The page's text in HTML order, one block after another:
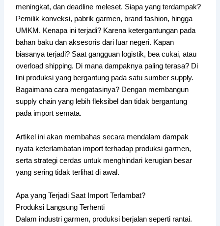
meningkat, dan deadline meleset. Siapa yang terdampak?
Pemilik konveksi, pabrik garmen, brand fashion, hingga
UMKM. Kenapa ini terjadi? Karena ketergantungan pada
bahan baku dan aksesoris dari luar negeri. Kapan
biasanya terjadi? Saat gangguan logistik, bea cukai, atau
overload shipping. Di mana dampaknya paling terasa? Di
lini produksi yang bergantung pada satu sumber supply.
Bagaimana cara mengatasinya? Dengan membangun
supply chain yang lebih fleksibel dan tidak bergantung
pada import semata.
Artikel ini akan membahas secara mendalam dampak
nyata keterlambatan import terhadap produksi garmen,
serta strategi cerdas untuk menghindari kerugian besar
yang sering tidak terlihat di awal.
Apa yang Terjadi Saat Import Terlambat?
Produksi Langsung Terhenti
Dalam industri garmen, produksi berjalan seperti rantai.